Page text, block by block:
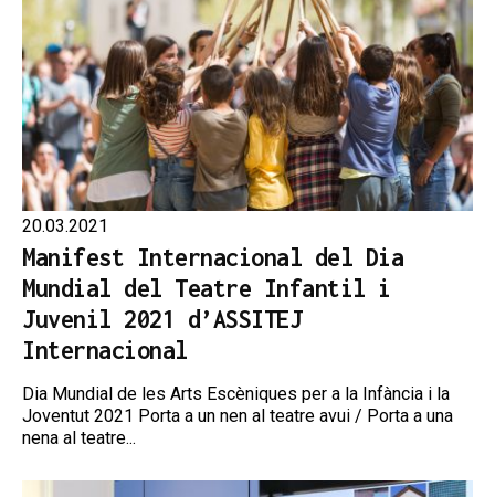
20.03.2021
Manifest Internacional del Dia
Mundial del Teatre Infantil i
Juvenil 2021 d’ASSITEJ
Internacional
Dia Mundial de les Arts Escèniques per a la Infància i la
Joventut 2021 Porta a un nen al teatre avui / Porta a una
nena al teatre...